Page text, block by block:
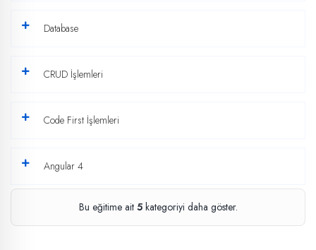
Database
CRUD İşlemleri
Code First İşlemleri
Angular 4
Bu eğitime ait 5 kategoriyi daha göster.